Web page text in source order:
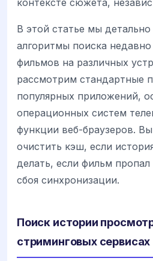
контексте сюжета,
В этой статье мы детально
алгоритмы поиска
фильмов на различных
рассмотрим стандартные
популярных приложений,
операционных систем
функции веб-браузеров. Вы
очистить кэш, если
делать, если фильм пропал
сбоя синхронизации.
Поиск истории
стриминговых сервисах